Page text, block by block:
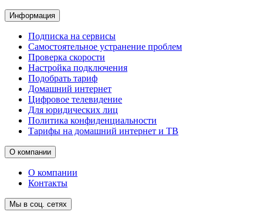
Информация
Подписка на сервисы
Самостоятельное устранение проблем
Проверка скорости
Настройка подключения
Подобрать тариф
Домашний интернет
Цифровое телевидение
Для юридических лиц
Политика конфиденциальности
Тарифы на домашний интернет и ТВ
О компании
О компании
Контакты
Мы в соц. сетях